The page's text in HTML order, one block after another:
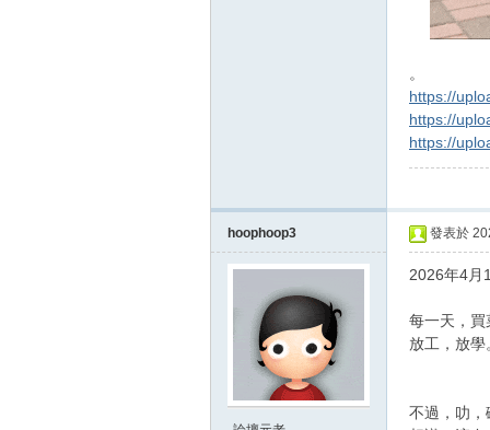
。
https://
https://
https://
hoophoop3 發表於
2026年4月
每一天，
放工，放
不過，叻